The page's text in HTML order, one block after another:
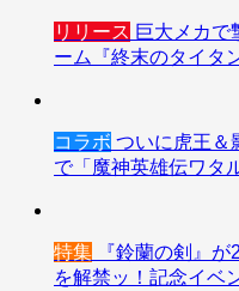
リリース 巨大メカで
ーム『終末のタイタ
コラボ ついに虎王＆
で「魔神英雄伝ワタ
特集 『鈴蘭の剣』が
を解禁ッ！記念イベ